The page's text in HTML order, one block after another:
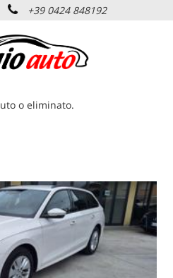
+39 0424 848192
o eliminato.